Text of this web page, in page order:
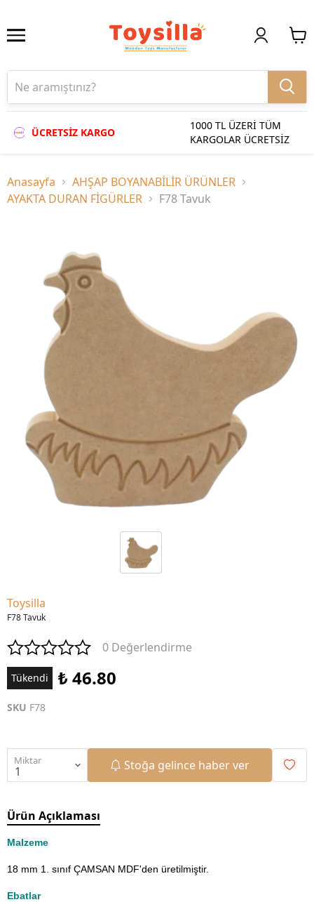
ÜCRETSİZ KARGO
1000 TL ÜZERİ TÜM
KARGOLAR ÜCRETSİZ
Anasayfa
AHŞAP BOYANABİLİR ÜRÜNLER
AYAKTA DURAN FİGÜRLER
F78 Tavuk
Toysilla
F78 Tavuk
0 Değerlendirme
Tükendi ₺ 46.80
SKU F78
Miktar Stoğa gelince haber ver
Ürün Açıklaması
Malzeme
18 mm 1. sınıf ÇAMSAN MDF'den üretilmiştir.
Ebatlar